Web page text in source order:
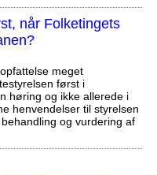
når Folketingets
meget
først i
høring og ikke allerede i
henvendelser til styrelsen
og vurdering af